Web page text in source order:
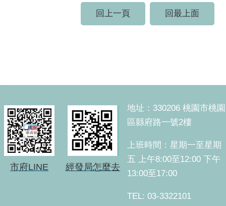
回上一頁
回最上面
:::
市府LINE 經發局怎麼去
地址：330206 桃園市桃園
區縣府路一號2樓
上班時間：星期一至星期
五 上午8:00至12:00 下午
13:00至17:00
TEL: 03-3322101